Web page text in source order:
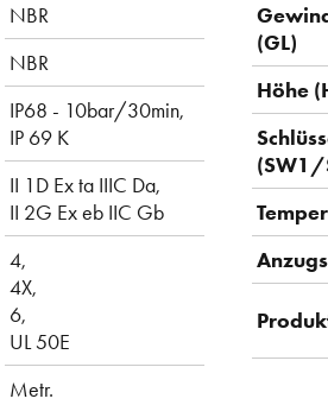
NBR
NBR
IP68 - 10bar/30min,
IP 69 K
II 1D Ex ta IIIC Da,
II 2G Ex eb IIC Gb
4,
4X,
6,
UL 50E
Metr.
(GL)
Höhe
(SW1/